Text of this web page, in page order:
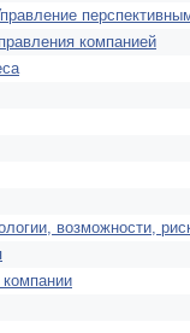
компанией
возможности,